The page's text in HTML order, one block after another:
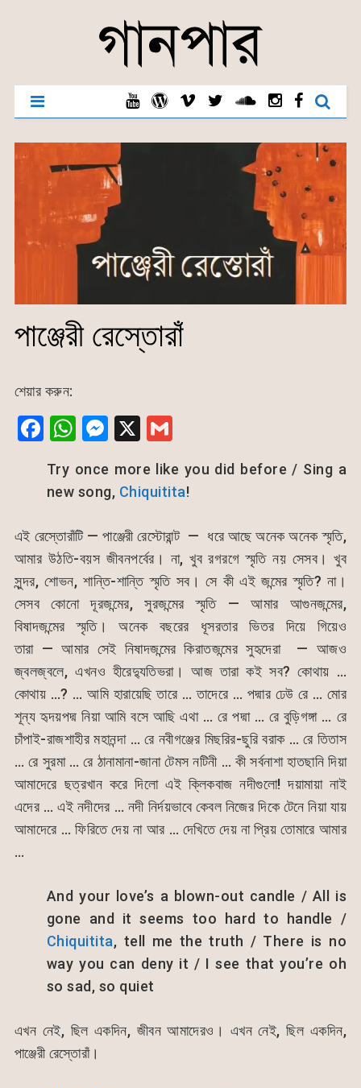
পাঞ্জেরী রেস্তোরাঁ
শেয়ার করুন:
F
c
e
b
o
o
k
W
at
s
A
p
p
M
s
s
e
n
g
er
X G
ai
l
Try once more like you did before / Sing a
new song, Chiquitita!
এই রেস্তোরাঁটি — পাঞ্জেরী রেস্টোরান্ট — ধরে আছে অনেক অনেক স্মৃতি,
আমার উঠতি-বয়স জীবনপর্বের। না, খুব রগরগে স্মৃতি নয় সেসব। খুব
সুন্দর, শোভন, শান্তি-শান্তি স্মৃতি সব। সে কী এই জন্মের স্মৃতি? না।
সেসব কোনো দূরজন্মের, সুরজন্মের স্মৃতি — আমার আগুনজন্মের,
বিষাদজন্মের স্মৃতি। অনেক বছরের ধূসরতার ভিতর দিয়ে গিয়েও
তারা — আমার সেই নিষাদজন্মের কিরাতজন্মের সুহৃদেরা — আজও
জ্বলজ্বলে, এখনও হীরেদ্যুতিভরা। আজ তারা কই সব? কোথায় …
কোথায় …? … আমি হারায়েছি তারে … তাদেরে … পদ্মার ঢেউ রে … মোর
শূন্য হৃদয়পদ্ম নিয়া আমি বসে আছি এথা … রে পদ্মা … রে বুড়িগঙ্গা … রে
চাঁপাই-রাজশাহীর মহানন্দা … রে নবীগঞ্জের মিছরির-ছুরি বরাক … রে তিতাস
… রে সুরমা … রে ঠানামানা-জানা টেমস নটিনী … কী সর্বনাশা হাতছানি দিয়া
আমাদেরে ছত্রখান করে দিলো এই ক্লিকবাজ নদীগুলো! দয়ামায়া নাই
এদের … এই নদীদের … নদী নির্দয়ভাবে কেবল নিজের দিকে টেনে নিয়া যায়
আমাদেরে … ফিরিতে দেয় না আর … দেখিতে দেয় না প্রিয় তোমারে আমার
…
And your love’s a blown-out candle / All is
gone and it seems too hard to handle /
Chiquitita, tell me the truth / There is no
way you can deny it / I see that you’re oh
so sad, so quiet
এখন নেই, ছিল একদিন, জীবন আমাদেরও। এখন নেই, ছিল একদিন,
পাঞ্জেরী রেস্তোরাঁ।